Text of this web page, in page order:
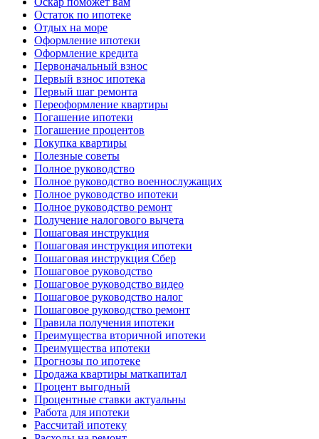
Остаток по ипотеке
Отдых на море
Оформление ипотеки
Оформление кредита
Первоначальный взнос
Первый взнос ипотека
Первый шаг ремонта
Переоформление квартиры
Погашение ипотеки
Погашение процентов
Покупка квартиры
Полезные советы
Полное руководство
Полное руководство военнослужащих
Полное руководство ипотеки
Полное руководство ремонт
Получение налогового вычета
Пошаговая инструкция
Пошаговая инструкция ипотеки
Пошаговая инструкция Сбер
Пошаговое руководство
Пошаговое руководство видео
Пошаговое руководство налог
Пошаговое руководство ремонт
Правила получения ипотеки
Преимущества вторичной ипотеки
Преимущества ипотеки
Прогнозы по ипотеке
Продажа квартиры маткапитал
Процент выгодный
Процентные ставки актуальны
Работа для ипотеки
Рассчитай ипотеку